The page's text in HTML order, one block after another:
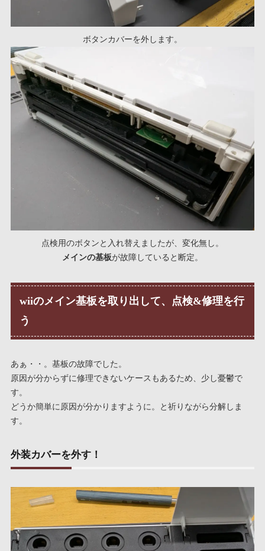
ボタンカバーを外します。
点検用のボタンと入れ替えましたが、変化無し。
メインの基板が故障していると断定。
wiiのメイン基板を取り出して、点検&修理を行
う
あぁ・・。基板の故障でした。
原因が分からずに修理できないケースもあるため、少し憂鬱で
す。
どうか簡単に原因が分かりますように。と祈りながら分解しま
す。
外装カバーを外す！